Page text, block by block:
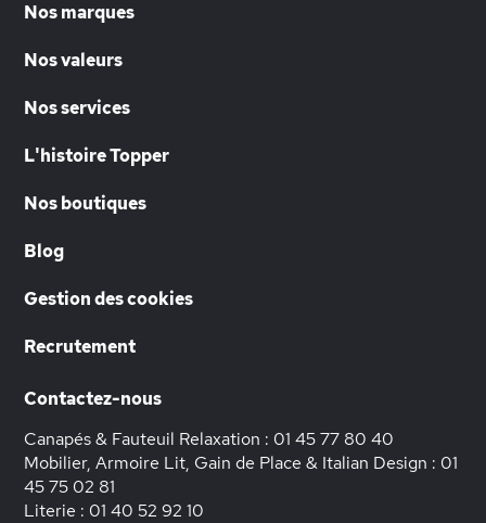
Nos marques
Nos valeurs
Nos services
L'histoire Topper
Nos boutiques
Blog
Gestion des cookies
Recrutement
Contactez-nous
Canapés & Fauteuil Relaxation : 01 45 77 80 40
Mobilier, Armoire Lit, Gain de Place & Italian Design : 01
45 75 02 81
Literie : 01 40 52 92 10